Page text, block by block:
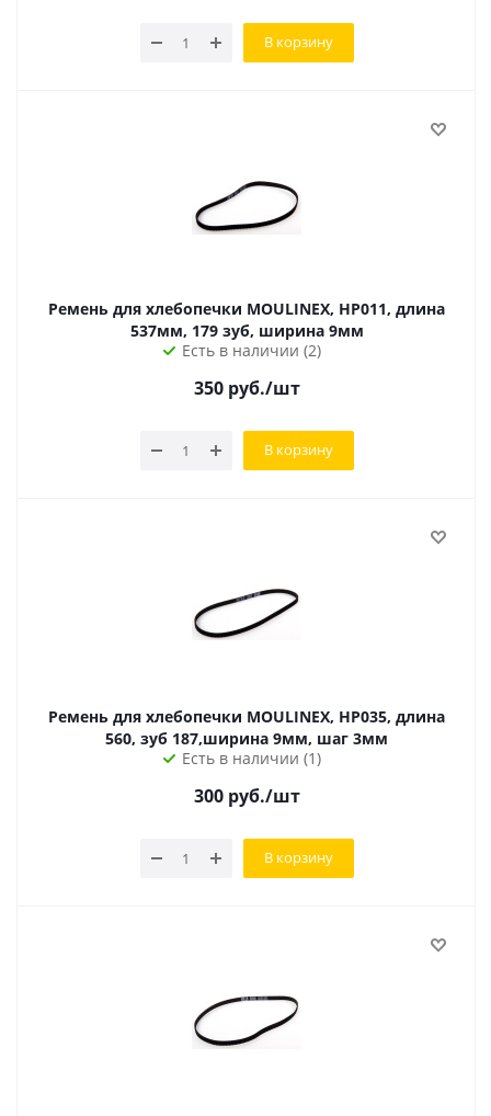
В корзину
Ремень для хлебопечки MOULINEX, HP011, длина
537мм, 179 зуб, ширина 9мм
Есть в наличии (2)
350руб./шт
В корзину
Ремень для хлебопечки MOULINEX, HP035, длина
560, зуб 187,ширина 9мм, шаг 3мм
Есть в наличии (1)
300руб./шт
В корзину